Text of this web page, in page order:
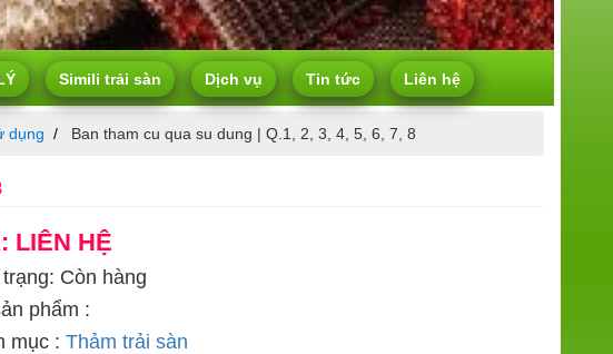
Simili trải sàn Dịch vụ Tin tức Liên hệ
dụng Ban tham cu qua su dung | Q.1, 2, 3, 4, 5, 6, 7, 8
LIÊN HỆ
Còn hàng
phẩm :
mục : Thảm trải sàn